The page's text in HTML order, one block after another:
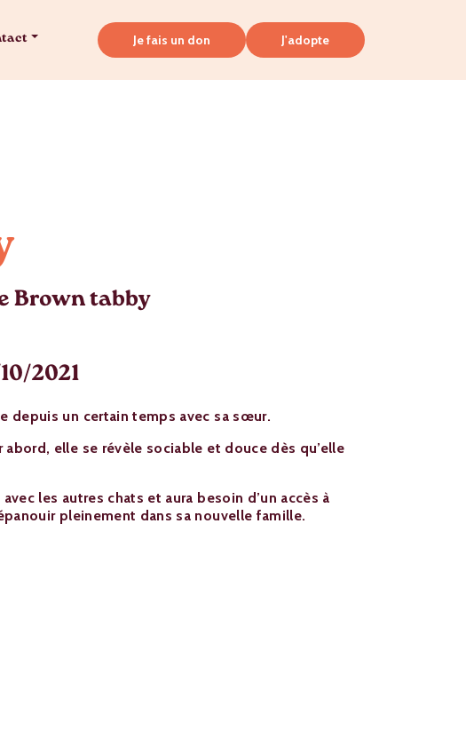
Je fais un don J'adopte
Brown tabby
2021
depuis un certain temps avec sa sœur.
abord, elle se révèle sociable et douce dès qu’elle
les autres chats et aura besoin d’un accès à
pleinement dans sa nouvelle famille.